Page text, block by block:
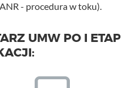
- procedura w toku).
UMW PO I